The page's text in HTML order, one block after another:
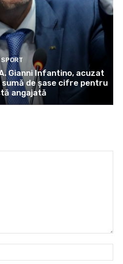
SPORT
Gianni Infantino, acuzat
sumă de șase cifre pentru
angajată